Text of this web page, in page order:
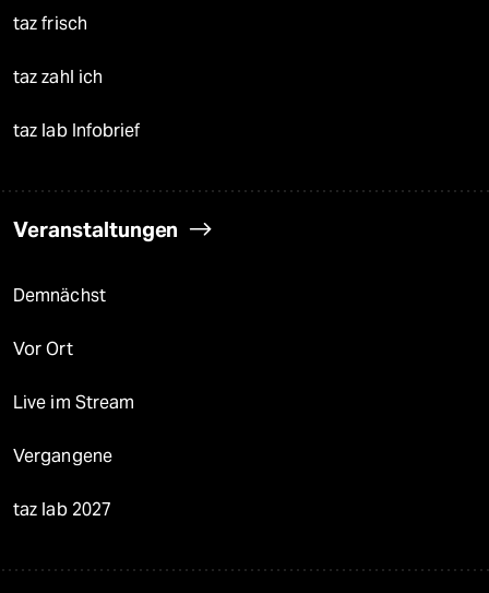
taz frisch
taz zahl ich
taz lab Infobrief
Veranstaltungen
Demnächst
Vor Ort
Live im Stream
Vergangene
taz lab 2027